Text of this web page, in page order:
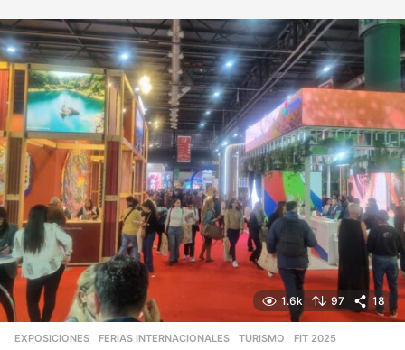
e
s
e
s
1.6k 97 18
EXPOSICIONES ,FERIAS INTERNACIONALES ,TURISMO FIT 2025